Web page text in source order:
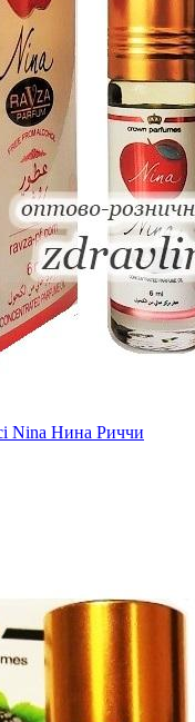
Nina Нина Риччи